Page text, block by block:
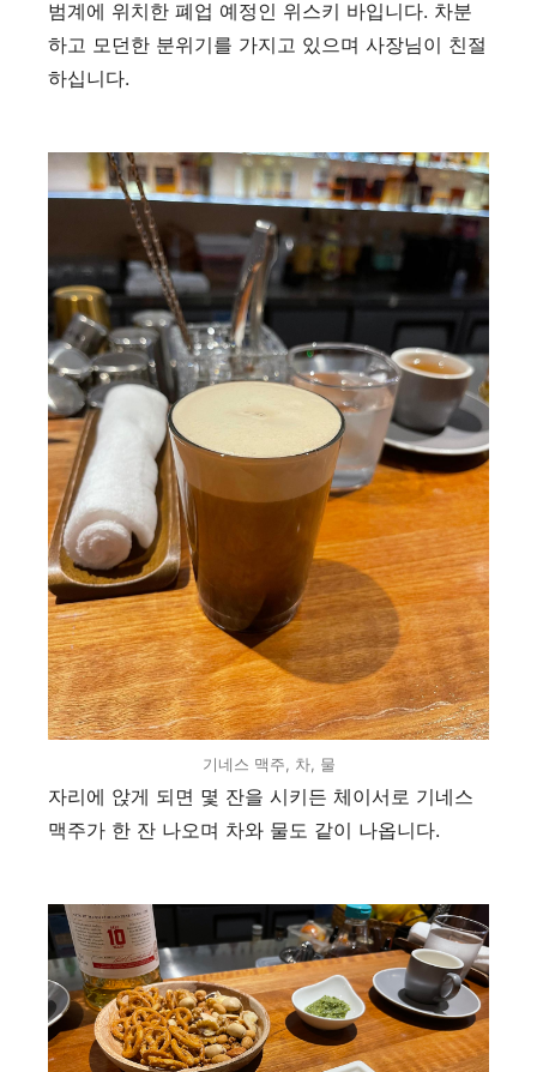
범계에 위치한 폐업 예정인 위스키 바입니다. 차분
하고 모던한 분위기를 가지고 있으며 사장님이 친절
하십니다.
기네스 맥주, 차, 물
자리에 앉게 되면 몇 잔을 시키든 체이서로 기네스
맥주가 한 잔 나오며 차와 물도 같이 나옵니다.